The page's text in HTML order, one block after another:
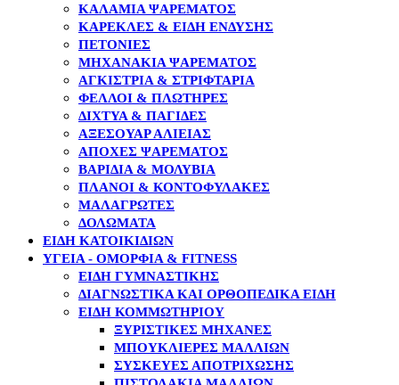
ΚΑΛΆΜΙΑ ΨΑΡΈΜΑΤΟΣ
ΚΑΡΈΚΛΕΣ & ΕΊΔΗ ΈΝΔΥΣΗΣ
ΠΕΤΟΝΙΈΣ
ΜΗΧΑΝΆΚΙΑ ΨΑΡΈΜΑΤΟΣ
ΑΓΚΊΣΤΡΙΑ & ΣΤΡΙΦΤΆΡΙΑ
ΦΕΛΛΟΊ & ΠΛΩΤΉΡΕΣ
ΔΊΧΤΥΑ & ΠΑΓΊΔΕΣ
ΑΞΕΣΟΥΆΡ ΑΛΙΕΊΑΣ
ΑΠΌΧΕΣ ΨΑΡΈΜΑΤΟΣ
ΒΑΡΊΔΙΑ & ΜΟΛΎΒΙΑ
ΠΛΆΝΟΙ & ΚΟΝΤΟΦΎΛΑΚΕΣ
ΜΑΛΑΓΡΩΤΈΣ
ΔΟΛΏΜΑΤΑ
ΕΙΔΗ ΚΑΤΟΙΚΙΔΙΩΝ
ΥΓΕΙΑ - ΟΜΟΡΦΙΑ & FITNESS
ΕΊΔΗ ΓΥΜΝΑΣΤΙΚΉΣ
ΔΙΑΓΝΩΣΤΙΚΆ ΚΑΙ ΟΡΘΟΠΕΔΙΚΆ ΕΊΔΗ
ΕΊΔΗ ΚΟΜΜΩΤΗΡΊΟΥ
ΞΥΡΙΣΤΙΚΈΣ ΜΗΧΑΝΈΣ
ΜΠΟΥΚΛΙΈΡΕΣ ΜΑΛΛΙΏΝ
ΣΥΣΚΕΥΈΣ ΑΠΟΤΡΊΧΩΣΗΣ